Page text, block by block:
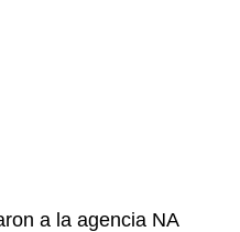
a la agencia NA